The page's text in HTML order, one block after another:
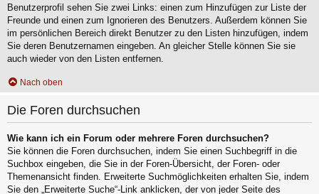
Benutzerprofil sehen Sie zwei Links: einen zum Hinzufügen zur Liste der
Freunde und einen zum Ignorieren des Benutzers. Außerdem können Sie
im persönlichen Bereich direkt Benutzer zu den Listen hinzufügen, indem
Sie deren Benutzernamen eingeben. An gleicher Stelle können Sie sie
auch wieder von den Listen entfernen.
Nach oben
Die Foren durchsuchen
Wie kann ich ein Forum oder mehrere Foren durchsuchen?
Sie können die Foren durchsuchen, indem Sie einen Suchbegriff in die
Suchbox eingeben, die Sie in der Foren-Übersicht, der Foren- oder
Themenansicht finden. Erweiterte Suchmöglichkeiten erhalten Sie, indem
Sie den „Erweiterte Suche“-Link anklicken, der von jeder Seite des